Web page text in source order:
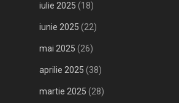
iulie 2025 (18)
iunie 2025 (22)
mai 2025 (26)
aprilie 2025 (38)
martie 2025 (28)